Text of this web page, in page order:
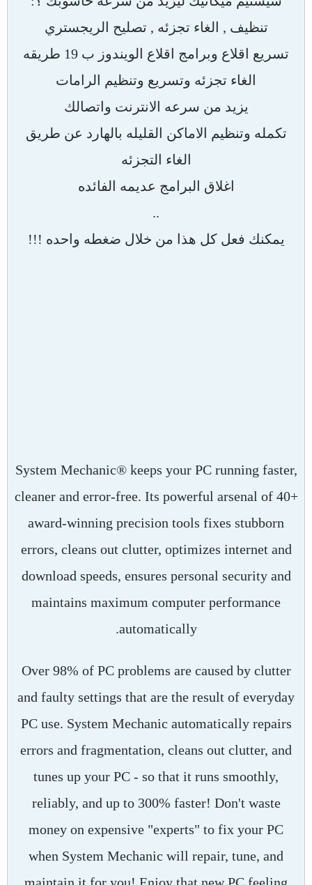
تنظيف , الغاء تجزئه , تصليح الريجستري
تسريع اقلاع وبرامج اقلاع الويندوز ب 19 طريقه
الغاء تجزئه وتسريع وتنظيم الرامات
يزيد من سرعه الانترنت واتصالك
تكمله وتنظيم الاماكن القليله بالهارد عن طريق
الغاء التجزئه
اغلاق البرامج عديمه الفائده
..
يمكنك فعل كل هذا من خلال ضغطه واحده !!!
System Mechanic® keeps your PC running faster,
cleaner and error-free. Its powerful arsenal of 40+
award-winning precision tools fixes stubborn
errors, cleans out clutter, optimizes internet and
download speeds, ensures personal security and
maintains maximum computer performance
automatically.
Over 98% of PC problems are caused by clutter
and faulty settings that are the result of everyday
PC use. System Mechanic automatically repairs
errors and fragmentation, cleans out clutter, and
tunes up your PC - so that it runs smoothly,
reliably, and up to 300% faster! Don't waste
money on expensive "experts" to fix your PC
when System Mechanic will repair, tune, and